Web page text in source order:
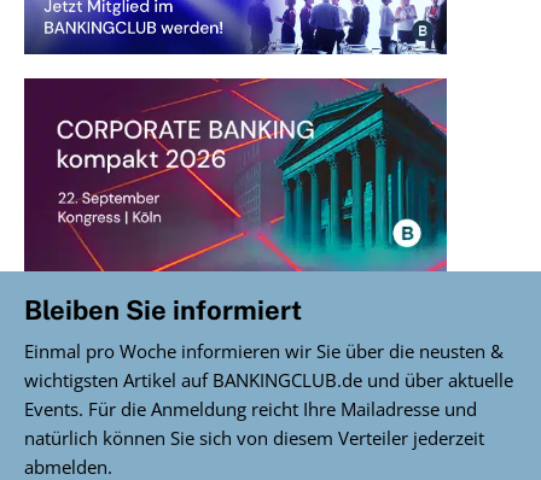
Bleiben Sie informiert
Einmal pro Woche informieren wir Sie über die neusten &
wichtigsten Artikel auf BANKINGCLUB.de und über aktuelle
Events. Für die Anmeldung reicht Ihre Mailadresse und
natürlich können Sie sich von diesem Verteiler jederzeit
abmelden.